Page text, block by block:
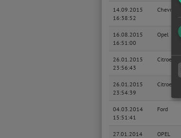
14.09.2015
16:38:52
Chevrolet
16.08.2015
16:51:00
Opel
26.01.2015
23:56:43
Citroen
26.01.2015
23:54:39
Citroen
04.03.2014
15:51:41
Ford
27.01.2014
OPEL